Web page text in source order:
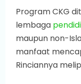
Program CKG
lembaga
maupun non-
manfaat
Rinciannya